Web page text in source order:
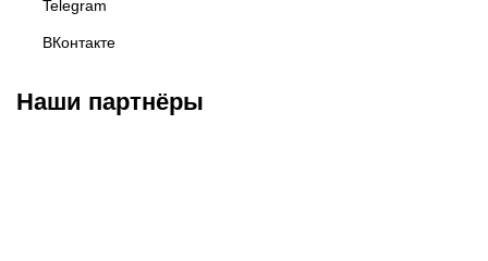
Telegram
ВКонтакте
Наши партнёры